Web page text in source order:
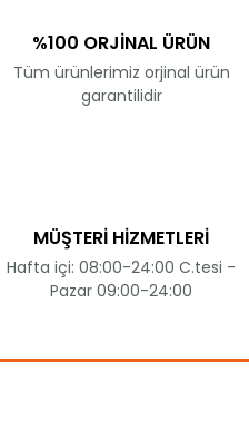
%100 ORJİNAL ÜRÜN
Tüm ürünlerimiz orjinal ürün
garantilidir
MÜŞTERİ HİZMETLERİ
Hafta içi: 08:00-24:00 C.tesi -
Pazar 09:00-24:00